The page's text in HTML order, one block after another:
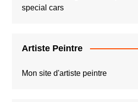
special cars
Artiste Peintre
Mon site d'artiste peintre